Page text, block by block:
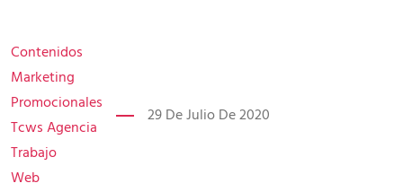
Contenidos
Marketing
Promocionales
Tcws Agencia
Trabajo
Web
29 De Julio De 2020